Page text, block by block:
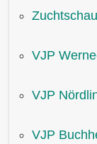
VJP
VJP
VJP